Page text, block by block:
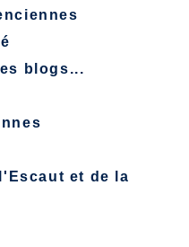
blogs...
et de la